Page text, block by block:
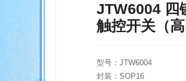
JTW6004 四
触控开关（高
型号：JTW6004
封装：SOP16